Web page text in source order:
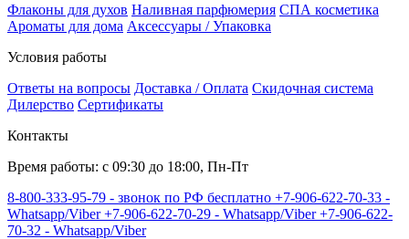
Флаконы для духов Наливная парфюмерия СПА косметика
Ароматы для дома Аксессуары / Упаковка
Условия работы
Ответы на вопросы Доставка / Оплата Скидочная система
Дилерство Сертификаты
Контакты
Время работы: с 09:30 до 18:00, Пн-Пт
8-800-333-95-79 - звонок по РФ бесплатно +7-906-622-70-33 -
Whatsapp/Viber+7-906-622-70-29 - Whatsapp/Viber+7-906-622-
70-32 - Whatsapp/Viber